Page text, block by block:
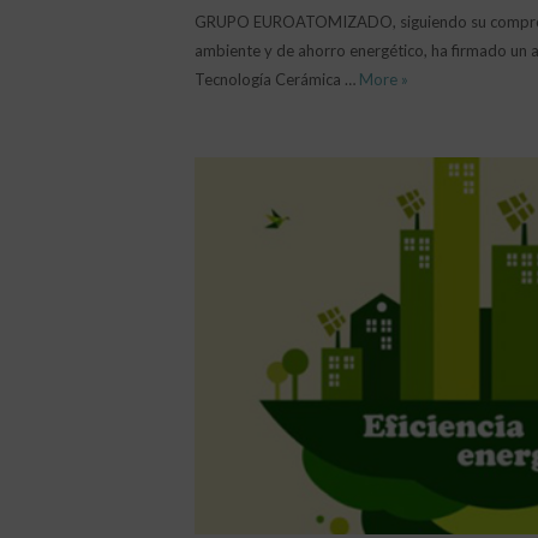
GRUPO EUROATOMIZADO, siguiendo su
ambiente y de ahorro energético, ha firmado un
Tecnología Cerámica … More GRUPO
»